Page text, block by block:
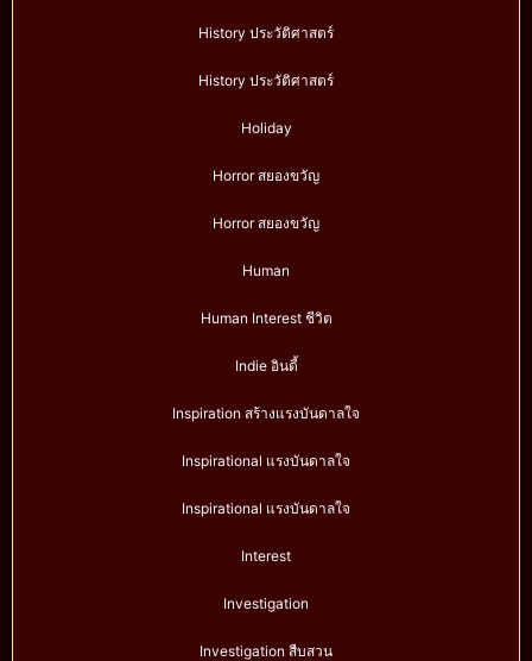
History ประวัติศาสตร์
History ประวัติศาสตร์
Holiday
Horror สยองขวัญ
Horror สยองขวัญ
Human
Human Interest ชีวิต
Indie อินดี้
Inspiration สร้างแรงบันดาลใจ
Inspirational แรงบันดาลใจ
Inspirational แรงบันดาลใจ
Interest
Investigation
Investigation สืบสวน